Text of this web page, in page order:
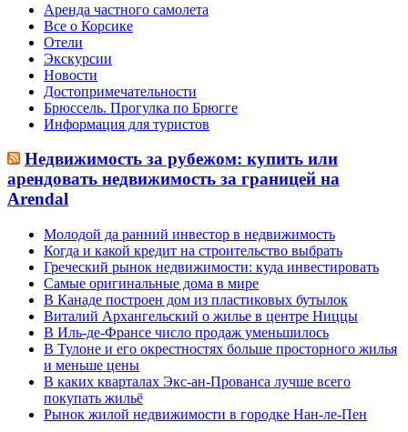
Аренда частного самолета
Все о Корсике
Отели
Экскурсии
Новости
Достопримечательности
Брюссель. Прогулка по Брюгге
Информация для туристов
Недвижимость за рубежом: купить или
арендовать недвижимость за границей на
Arendal
Молодой да ранний инвестор в недвижимость
Когда и какой кредит на строительство выбрать
Греческий рынок недвижимости: куда инвестировать
Самые оригинальные дома в мире
В Канаде построен дом из пластиковых бутылок
Виталий Архангельский о жилье в центре Ниццы
В Иль-де-Франсе число продаж уменьшилось
В Тулоне и его окрестностях больше просторного жилья
и меньше цены
В каких кварталах Экс-ан-Прованса лучше всего
покупать жильё
Рынок жилой недвижимости в городке Нан-ле-Пен